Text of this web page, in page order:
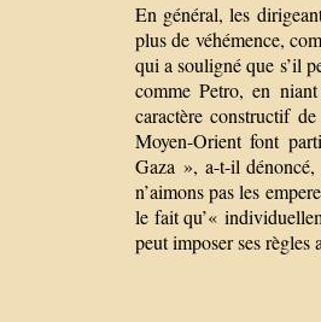
En général, les
plus de véhémence,
qui a souligné que s’il
comme Petro, en
caractère constructif
Moyen-Orient font
Gaza », a-t-il
n’aimons pas les
le fait qu’«
peut imposer ses règles